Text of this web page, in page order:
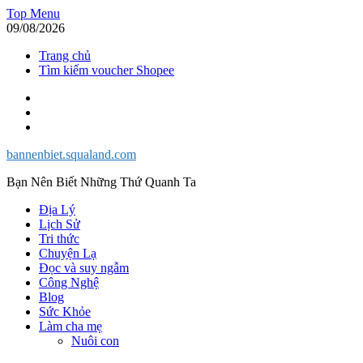
Skip
to
Top Menu
09/08/2026
Trang chủ
Tìm kiếm voucher Shopee
bannenbiet.squaland.com
Bạn Nên Biết Những Thứ Quanh Ta
Địa Lý
Lịch Sử
Tri thức
Chuyện Lạ
Đọc và suy ngẫm
Công Nghệ
Blog
Sức Khỏe
Làm cha mẹ
Nuôi con